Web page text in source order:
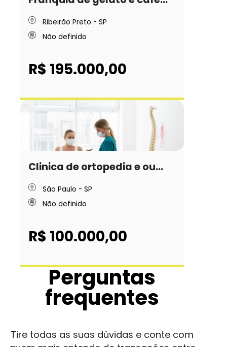
Ribeirão Preto - SP
Não definido
R$ 195.000,00
Clinica de ortopedia e ou...
São Paulo - SP
Não definido
R$ 100.000,00
Perguntas
frequentes
Tire todas as suas dúvidas e conte com